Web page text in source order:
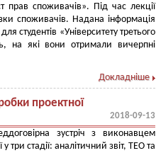
споживачів». Під час лекції
споживачів. Надана інформація
студентів «Університету третього
на які вони отримали вичерпні
Докладніше
проектної
2018-09-13
зустріч з виконавцем
три стадії: аналітичний звіт, ТЕО та